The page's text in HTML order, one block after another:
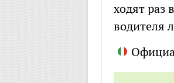
ходят раз
водителя